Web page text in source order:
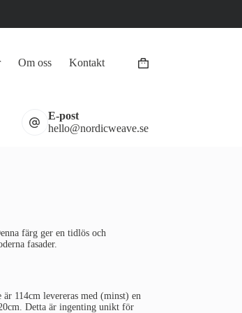
Om oss Kontakt Varukorg
E-post
hello@nordicweave.se
färg ger en tidlös och
fasader.
114cm levereras med (minst) en
Detta är ingenting unikt för